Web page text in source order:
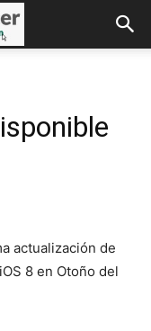
actualización de
8 en Otoño del